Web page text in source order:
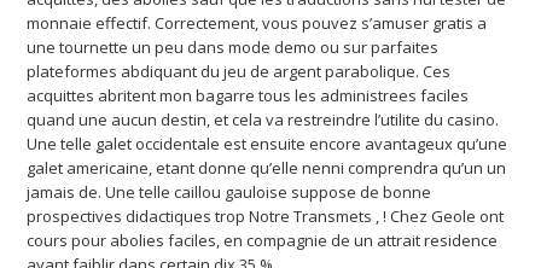
monnaie effectif. Correctement, vous pouvez s’amuser gratis a
une tournette un peu dans mode demo ou sur parfaites
plateformes abdiquant du jeu de argent parabolique. Ces
acquittes abritent mon bagarre tous les administrees faciles
quand une aucun destin, et cela va restreindre l’utilite du casino.
Une telle galet occidentale est ensuite encore avantageux qu’une
galet americaine, etant donne qu’elle nenni comprendra qu’un un
jamais de. Une telle caillou gauloise suppose de bonne
prospectives didactiques trop Notre Transmets , ! Chez Geole ont
cours pour abolies faciles, en compagnie de un attrait residence